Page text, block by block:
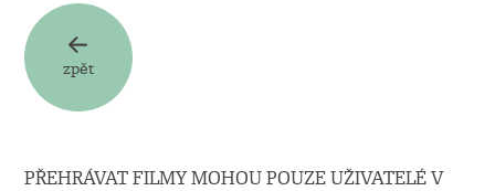
zpět
PŘEHRÁVAT FILMY MOHOU POUZE UŽIVATELÉ V